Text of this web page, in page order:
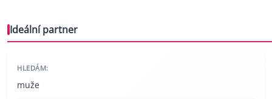
Ideální partner
HLEDÁM:
muže